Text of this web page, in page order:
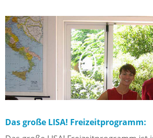
Das große LISA! Freizeitprogramm: